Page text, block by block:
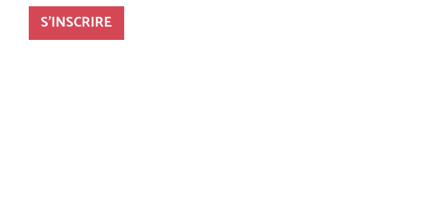
S'INSCRIRE